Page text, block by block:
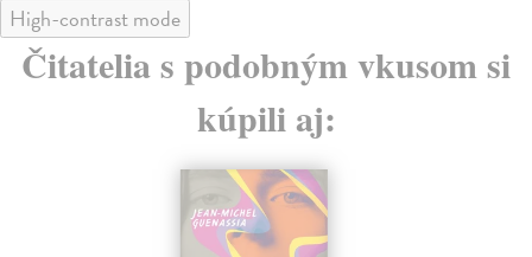
High-contrast mode
Čitatelia s podobným vkusom si
kúpili aj: